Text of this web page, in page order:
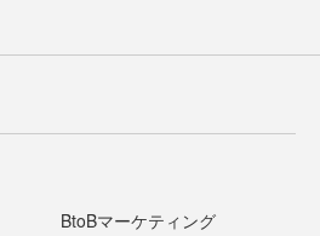
BtoBマーケティング